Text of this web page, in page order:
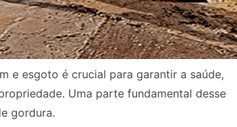
e esgoto é crucial para garantir a saúde,
Uma parte fundamental desse
gordura.